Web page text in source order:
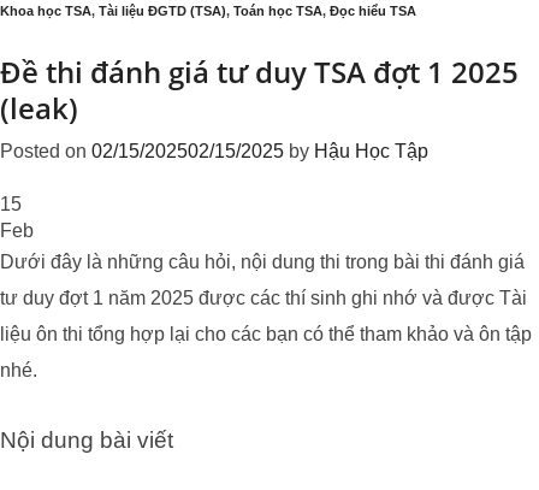
Khoa học TSA, Tài liệu ĐGTD (TSA), Toán học TSA, Đọc hiểu TSA
Đề thi đánh giá tư duy TSA đợt 1 2025
(leak)
Posted on 02/15/202502/15/2025 by Hậu Học Tập
15
Feb
Dưới đây là những câu hỏi, nội dung thi trong bài thi đánh giá
tư duy đợt 1 năm 2025 được các thí sinh ghi nhớ và được Tài
liệu ôn thi tổng hợp lại cho các bạn có thể tham khảo và ôn tập
nhé.
Nội dung bài viết